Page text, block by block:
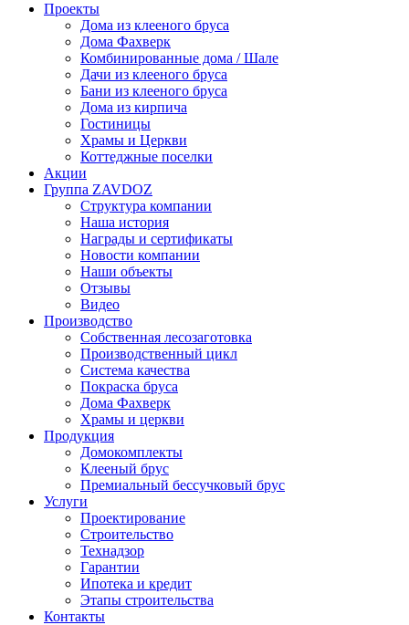
Проекты
Дома из клееного бруса
Дома Фахверк
Комбинированные дома / Шале
Дачи из клееного бруса
Бани из клееного бруса
Дома из кирпича
Гостиницы
Храмы и Церкви
Коттеджные поселки
Акции
Группа ZAVDOZ
Структура компании
Наша история
Награды и сертификаты
Новости компании
Наши объекты
Отзывы
Видео
Производство
Собственная лесозаготовка
Производственный цикл
Система качества
Покраска бруса
Дома Фахверк
Храмы и церкви
Продукция
Домокомплекты
Клееный брус
Премиальный бессучковый брус
Услуги
Проектирование
Строительство
Технадзор
Гарантии
Ипотека и кредит
Этапы строительства
Контакты